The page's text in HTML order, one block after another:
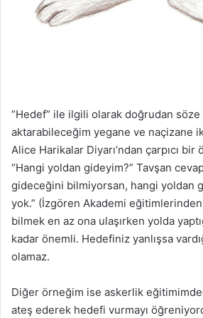
“Hedef” ile ilgili olarak doğrudan
aktarabileceğim yegane ve naçizane
Alice Harikalar Diyarı’ndan çarpıcı
“Hangi yoldan gideyim?” Tavşan
gideceğini bilmiyorsan, hangi yoldan
yok.” (İzgören Akademi
bilmek en az ona ulaşırken yolda
kadar önemli. Hedefiniz yanlışsa
olamaz.
Diğer örneğim ise askerlik
ateş ederek hedefi vurmayı